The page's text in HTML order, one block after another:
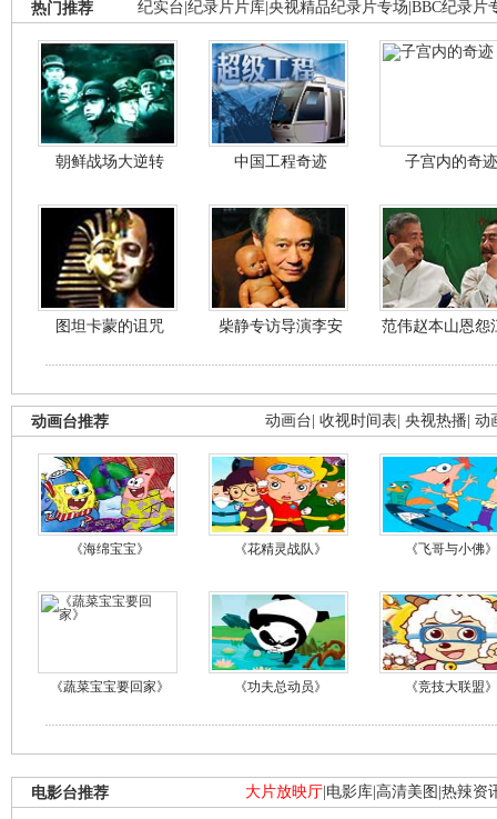
纪实台 纪录片片库 央视精品纪录片专场 BBC纪录片
热门推荐
朝鲜战场大逆转 中国工程奇迹 子宫内的奇迹
图坦卡蒙的诅咒 柴静专访导演李安 范伟赵本山恩怨
动画台 收视时间表 央视热播 动
动画台推荐
《海绵宝宝》 《花精灵战队》 《飞哥与小佛》
《蔬菜宝宝要回家》 《功夫总动员》 《竞技大联盟》
大片放映厅 电影库 高清美图 热辣资
电影台推荐